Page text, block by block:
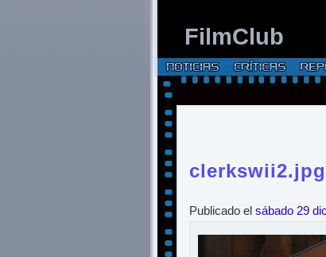
FilmClub
clerkswii2.jpg
Publicado el sábado 29